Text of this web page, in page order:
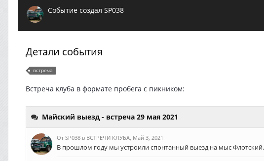
Событие создал SP038
Детали события
встреча
Встреча клуба в формате пробега с пикником: